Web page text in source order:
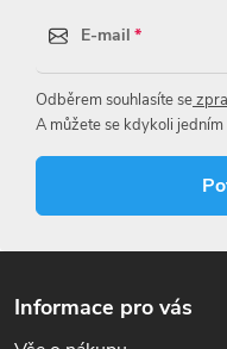
r
v
E-mail
Odběrem souhlasíte se
A můžete se kdykoli
Informace pro vás